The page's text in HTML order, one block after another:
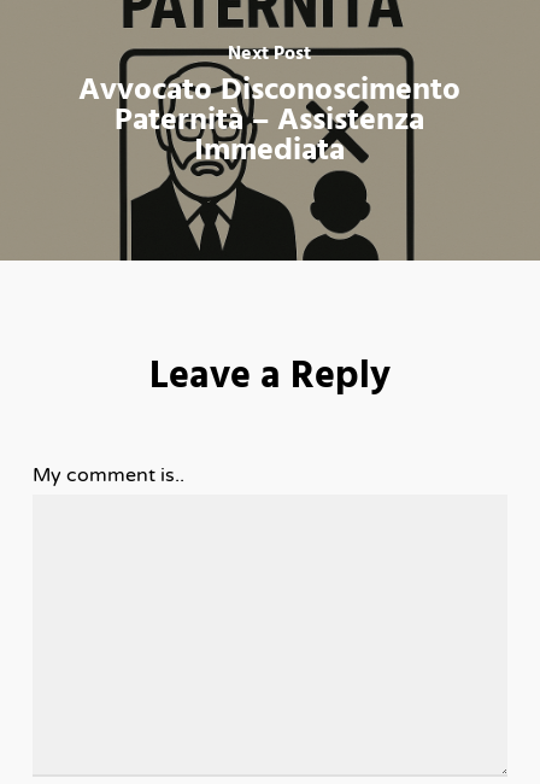
Next Post
Avvocato Disconoscimento
Paternità – Assistenza
Immediata
Leave a Reply
My comment is..